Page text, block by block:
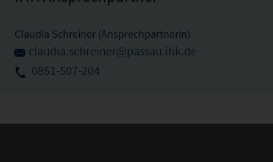
Claudia Schreiner (Ansprechpartnerin)
claudia.schreiner@passau.ihk.de
0851-507-204